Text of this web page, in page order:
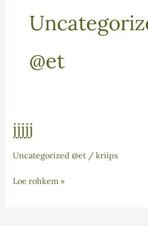
@et
jjjjj
Uncategorized @et/ kriips
jjjjj
Loe rohkem »